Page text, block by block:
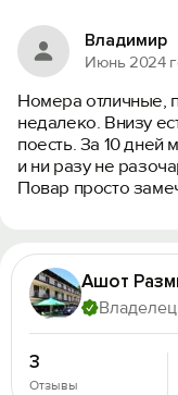
Владимир
Июнь 2024
Номера отличные,
недалеко. Внизу
поесть. За 10
и ни разу не
Повар просто
Ашот
Владелец
3
Отзывы